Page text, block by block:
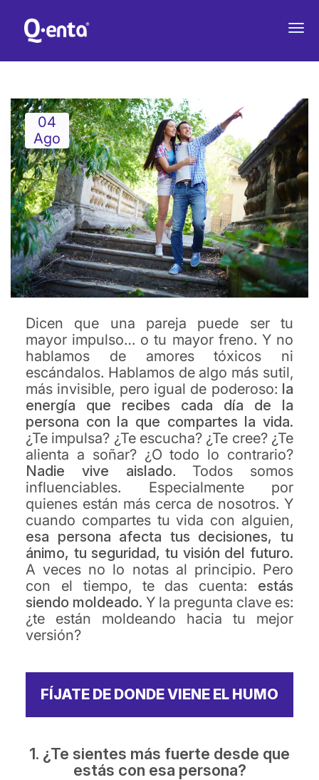
TU PAREJA INFLUYE POSITIVA O
04
Ago
Dicen que una pareja puede ser tu
mayor impulso… o tu mayor freno. Y no
hablamos de amores tóxicos ni
escándalos. Hablamos de algo más sutil,
más invisible, pero igual de poderoso: la
energía que recibes cada día de la
persona con la que compartes la vida.
¿Te impulsa? ¿Te escucha? ¿Te cree? ¿Te
alienta a soñar? ¿O todo lo contrario?
Nadie vive aislado. Todos somos
influenciables. Especialmente por
quienes están más cerca de nosotros. Y
cuando compartes tu vida con alguien,
esa persona afecta tus decisiones, tu
ánimo, tu seguridad, tu visión del futuro.
A veces no lo notas al principio. Pero
con el tiempo, te das cuenta: estás
siendo moldeado. Y la pregunta clave es:
¿te están moldeando hacia tu mejor
versión?
FÍJATE DE DONDE VIENE EL HUMO
1. ¿Te sientes más fuerte desde que
estás con esa persona?